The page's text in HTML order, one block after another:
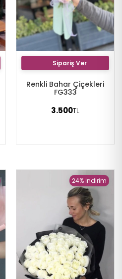
Sipariş Ver
Renkli Bahar Çiçekleri
FG333
3.500TL
24% İndirim